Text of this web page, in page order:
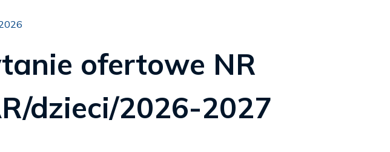
ofertowe NR
dzieci/2026-2027